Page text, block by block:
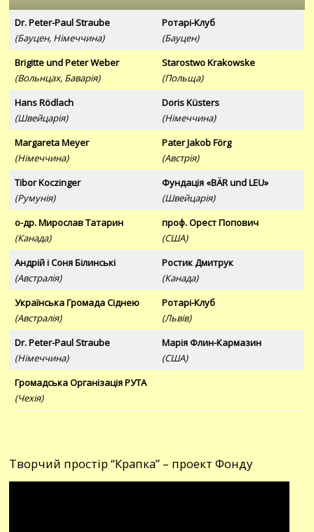
Dr. Peter-Paul Straube
(Бауцен, Німеччина)
Ротарі-Клуб
(Бауцен)
Brigitte und Peter Weber
(Вольнцах, Баварія)
Starostwo Krakowske
(Польща)
Hans Rödlach
(Швейцарія)
Doris Küsters
(Німеччина)
Margareta Meyer
(Німеччина)
Pater Jakob Förg
(Австрія)
Tibor Koczinger
(Румунія)
Фундація «BÄR und LEU»
(Швейцарія)
о-др. Мирослав Татарин
(Канада)
проф. Орест Попович
(США)
Андрій і Соня Білинські
(Австралія)
Ростик Дмитрук
(Канада)
Українська Громада Сіднею
(Австралія)
Ротарі-Клуб
(Львів)
Dr. Peter-Paul Straube
(Німеччина)
Марія Флин-Кармазин
(США)
Громадська Організація РУТА
(Чехія)
Творчий простір “Крапка” – проект Фонду